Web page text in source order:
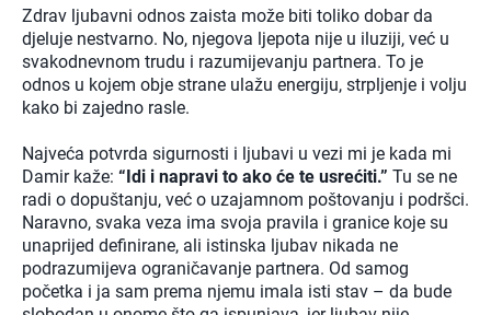
Zdrav ljubavni odnos zaista može biti toliko dobar da
djeluje nestvarno. No, njegova ljepota nije u iluziji, već u
svakodnevnom trudu i razumijevanju partnera. To je
odnos u kojem obje strane ulažu energiju, strpljenje i volju
kako bi zajedno rasle.
Najveća potvrda sigurnosti i ljubavi u vezi mi je kada mi
Damir kaže: “Idi i napravi to ako će te usrećiti.” Tu se ne
radi o dopuštanju, već o uzajamnom poštovanju i podršci.
Naravno, svaka veza ima svoja pravila i granice koje su
unaprijed definirane, ali istinska ljubav nikada ne
podrazumijeva ograničavanje partnera. Od samog
početka i ja sam prema njemu imala isti stav – da bude